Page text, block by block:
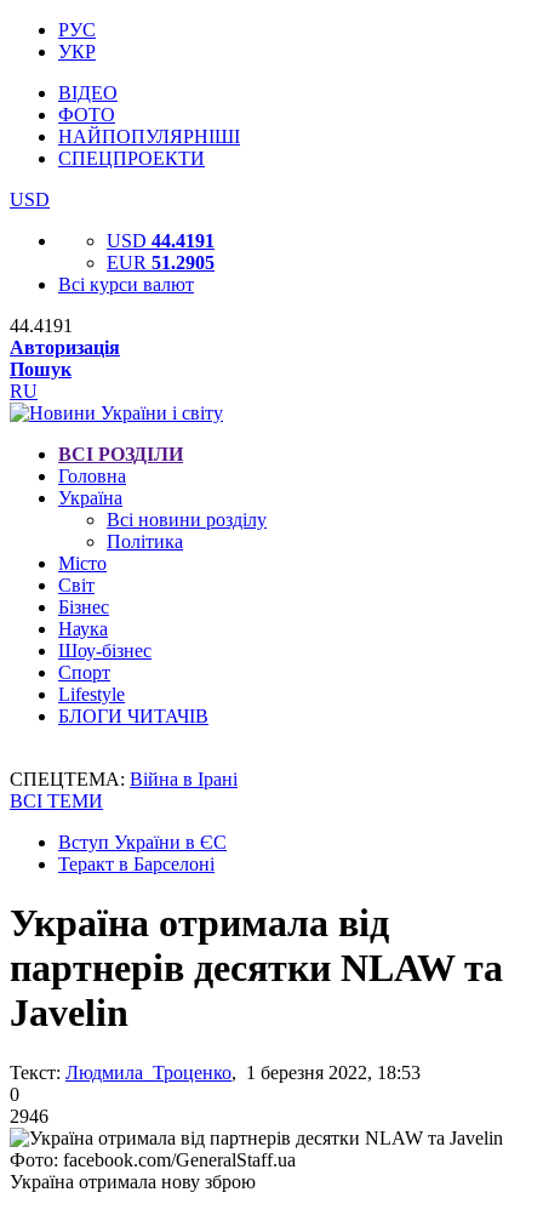
РУС
УКР
ВІДЕО
ФОТО
НАЙПОПУЛЯРНІШІ
СПЕЦПРОЕКТИ
USD
USD 44.4191
EUR 51.2905
Всі курси валют
44.4191
Авторизація
Пошук
RU
ВСІ РОЗДІЛИ
Головна
Україна
Всі новини розділу
Політика
Місто
Світ
Бізнес
Наука
Шоу-бізнес
Спорт
Lifestyle
БЛОГИ ЧИТАЧІВ
СПЕЦТЕМА: Війна в Ірані
ВСІ ТЕМИ
Вступ України в ЄС
Теракт в Барселоні
Україна отримала від
партнерів десятки NLAW та
Javelin
Текст: Людмила Троценко, 1 березня 2022, 18:53
0
2946
Фото: facebook.com/GeneralStaff.ua
Україна отримала нову зброю